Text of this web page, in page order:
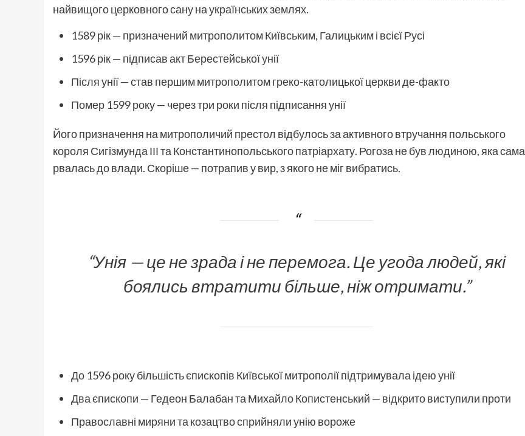
найвищого церковного сану на українських землях.
1589 рік — призначений митрополитом Київським, Галицьким і всієї Русі
1596 рік — підписав акт Берестейської унії
Після унії — став першим митрополитом греко-католицької церкви де-факто
Помер 1599 року — через три роки після підписання унії
Його призначення на митрополичий престол відбулось за активного втручання польського
короля Сигізмунда ІІІ та Константинопольського патріархату. Рогоза не був людиною, яка сама
рвалась до влади. Скоріше — потрапив у вир, з якого не міг вибратись.
“Унія — це не зрада і не перемога. Це угода людей, які
боялись втратити більше, ніж отримати.”
До 1596 року більшість єпископів Київської митрополії підтримувала ідею унії
Два єпископи — Гедеон Балабан та Михайло Копистенський — відкрито виступили проти
Православні миряни та козацтво сприйняли унію вороже